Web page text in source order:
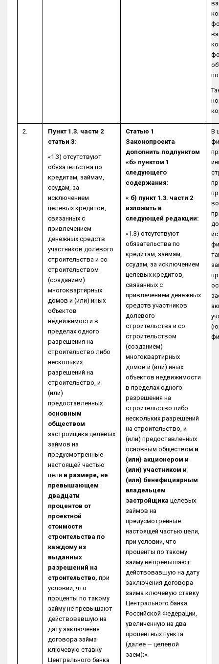
2.
Пункт 1.3. части 2
статьи 3:
«1.3) отсутствуют
обязательства по
кредитам, займам,
ссудам, за
исключением
целевых кредитов,
связанных с
привлечением
денежных средств
участников долевого
строительства и со
строительством
(созданием)
многоквартирных
домов и (или) иных
объектов
недвижимости в
пределах одного
разрешения на
строительство либо
нескольких
разрешений на
строительство, и
(или)
предоставленных
основным
обществом
застройщика целевых
займов на
предусмотренные
настоящей частью
цели в размере, не
превышающем
двадцати
процентов от
проектной
стоимости
строительства по
каждому из
выданных
разрешений на
строительство, при
условии, что
проценты по такому
займу не превышают
действовавшую на
дату заключения
договора займа
ключевую ставку
Центрального банка
Статью 1
Законопроекта
дополнить подпунктом
«б» пунктом 1
следующего
содержания:
« б) пункт 1.3. части 2
изложить в
следующей редакции:
«1.3) отсутствуют
обязательства по
кредитам, займам,
ссудам, за исключением
целевых кредитов,
связанных с
привлечением денежных
средств участников
долевого
строительства и со
строительством
(созданием)
многоквартирных
домов и (или) иных
объектов недвижимости
в пределах одного
разрешения на
строительство либо
нескольких разрешений
на строительство, и
(или) предоставленных
основным обществом и
(или) акционером и
(или) участником и
(или) бенефициарным
владельцем
застройщика целевых
займов на
предусмотренные
настоящей частью цели,
при условии, что
проценты по такому
займу не превышают
действовавшую на дату
заключения договора
займа ключевую ставку
Центрального банка
Российской Федерации,
увеличенную на два
процентных пункта
(далее — целевой
заем);».
В